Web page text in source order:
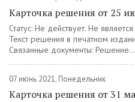
Карточка решения от 25
Статус: Не действует. Не
Текст решения в печатном
Связанные документы: Решение...
07 июнь 2021, Понедельник
Карточка решения от 31